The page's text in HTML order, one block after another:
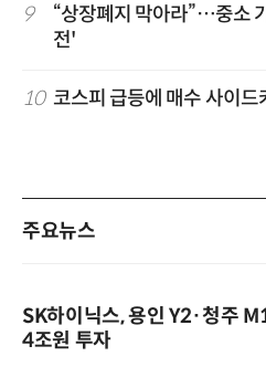
9
“상장폐지 막아라”…중소
전'
10 코스피 급등에 매수 사이드
주요뉴스
SK하이닉스, 용인 Y2·청주
4조원 투자